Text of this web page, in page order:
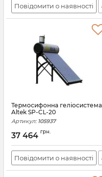
Повідомити о наявності
Термосифонна геліосистема
Altek SP-CL-20
Артикул: 105937
37 464 грн.
Повідомити о наявності